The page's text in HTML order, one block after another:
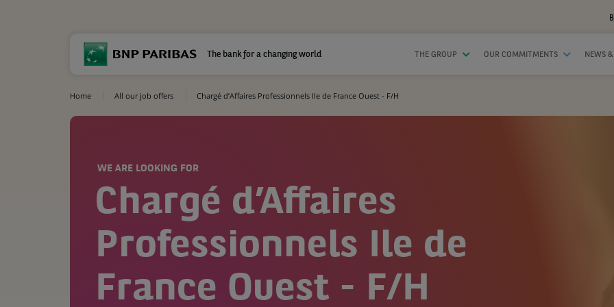
The bank for a changing world THE GROUP OUR COMMITMENTS NEWS
Home All our job offers Chargé d’Affaires Professionnels Ile de France Ouest - F/H
WE ARE LOOKING FOR
Chargé d’Affaires
Professionnels Ile de
France Ouest - F/H